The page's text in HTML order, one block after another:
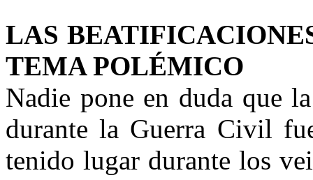
LAS
TEMA POLÉMICO
Nadie pone en duda que
durante la Guerra Civil
tenido lugar durante los